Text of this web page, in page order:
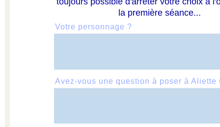
la première séance...
Votre personnage ?
Avez-vous une question à poser à Aliette